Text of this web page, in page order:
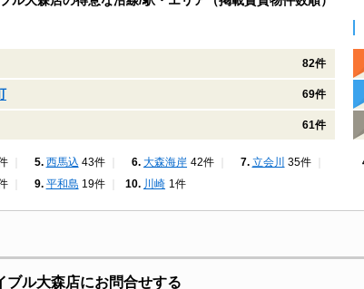
82件
69件
61件
西馬込 43件 大森海岸 42件 立会川
35件
平和島 19件 川崎 1件
ブル大森店にお問合せする